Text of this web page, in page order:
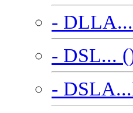
-
- DSL...
-